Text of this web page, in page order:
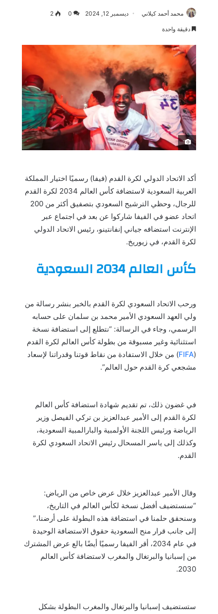
محمد أحمد كيلاني ديسمبر 12, 2024 0
2
دقيقة واحدة
َ
أكد الاتحاد الدولي لكرة القدم (فيفا) رسميًا اختيار المملكة
العربية السعودية لاستضافة كأس العالم 2034 لكرة القدم
للرجال، وحظي الترشيح السعودي بتصفيق أكثر من 200
اتحاد عضو في الفيفا شاركوا عن بعد في اجتماع عبر
الإنترنت استضافه جياني إنفانتينو، رئيس الاتحاد الدولي
لكرة القدم، في زيوريخ.
كأس العالم 2034 السعودية
ورحب الاتحاد السعودي لكرة القدم بالخبر بنشر رسالة من
ولي العهد السعودي الأمير محمد بن سلمان على حسابه
الرسمي، وجاء في الرسالة: “نتطلع إلى استضافة نسخة
استثنائية وغير مسبوقة من بطولة كأس العالم لكرة القدم
(
FIFA) من خلال الاستفادة من نقاط قوتنا وقدراتنا لإسعاد
مشجعي كرة القدم حول العالم”.
في غضون ذلك، تم تقديم شهادة استضافة كأس العالم
لكرة القدم إلى الأمير عبدالعزيز بن تركي الفيصل وزير
الرياضة ورئيس اللجنة الأولمبية والبارالمبية السعودية،
وكذلك إلى ياسر المسحال رئيس الاتحاد السعودي لكرة
القدم.
وقال الأمير عبدالعزيز خلال عرض خاص من الرياض:
“سنستضيف أفضل نسخة لكأس العالم في التاريخ،
وسنحقق حلمنا في استضافة هذه البطولة على أرضنا،”
إلى جانب قرار منح السعودية حقوق الاستضافة الوحيدة
في عام 2034، أقر الفيفا رسميًا أيضًا بالع عرض المشترك
من إسبانيا والبرتغال والمغرب لاستضافة كأس العالم
2030.
ستستضيف إسبانيا والبرتغال والمغرب البطولة بشكل